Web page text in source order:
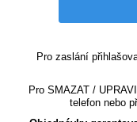
Pro zaslání
Pro SMAZAT /
telefon nebo